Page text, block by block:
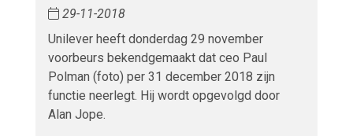
29-11-2018
Unilever heeft donderdag 29 november
voorbeurs bekendgemaakt dat ceo Paul
Polman (foto) per 31 december 2018 zijn
functie neerlegt. Hij wordt opgevolgd door
Alan Jope.